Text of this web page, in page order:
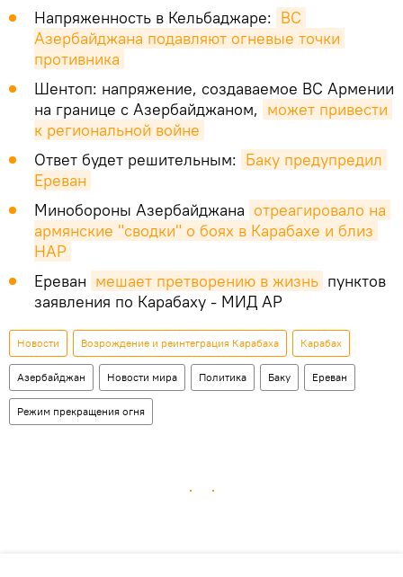
Напряженность в Кельбаджаре: ВС
Азербайджана подавляют огневые точки
противника
Шентоп: напряжение, создаваемое ВС Армении
на границе с Азербайджаном, может привести
к региональной войне
Ответ будет решительным: Баку предупредил
Ереван
Минобороны Азербайджана отреагировало на
армянские "сводки" о боях в Карабахе и близ
НАР
Ереван мешает претворению в жизнь пунктов
заявления по Карабаху - МИД АР
Новости Возрождение и реинтеграция Карабаха Карабах
Азербайджан Новости мира Политика Баку Ереван
Режим прекращения огня